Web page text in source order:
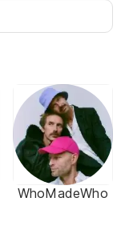
WhoMadeWho